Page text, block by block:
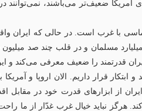
ضعیف‌تر می‌باشند، نمی‌توانند
با غرب است. در حالی که ایران
مسلمان و در قلب چند صد
قدرتمند را ضعیف معرفی می‌کند
قرار داریم. الان اروپا و
از ابزارهای قدرت خود در مقابل
هرگز نباید خیال غرب غدّار از ما